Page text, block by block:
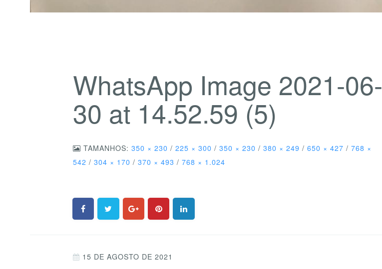
WhatsApp Image 2021-06-
30 at 14.52.59 (5)
TAMANHOS:350 × 230 / 225 × 300 / 350 × 230 / 380 × 249 / 650 × 427 / 768 ×
542 / 304 × 170 / 370 × 493 / 768 × 1.024
15 DE AGOSTO DE 2021